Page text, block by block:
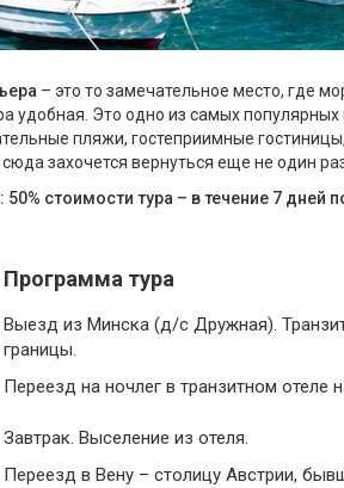
– это то замечательное место, где
удобная. Это одно из самых
пляжи, гостеприимные
захочется вернуться еще не один
стоимости тура – в течение 7 дней
Программа тура
Выезд из Минска (д/с Дружная).
границы.
Переезд на ночлег в транзитном отеле
Завтрак. Выселение из отеля.
Переезд в Вену – столицу Австрии,